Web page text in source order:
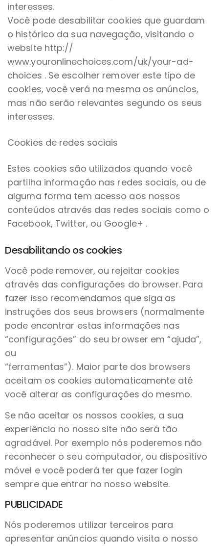
interesses.
Você pode desabilitar cookies que guardam
o histórico da sua navegação, visitando o
website http://
www.youronlinechoices.com/uk/your-ad-
choices . Se escolher remover este tipo de
cookies, você verá na mesma os anúncios,
mas não serão relevantes segundo os seus
interesses.
Cookies de redes sociais
Estes cookies são utilizados quando você
partilha informação nas redes sociais, ou de
alguma forma tem acesso aos nossos
conteúdos através das redes sociais como o
Facebook, Twitter, ou Google+ .
Desabilitando os cookies
Você pode remover, ou rejeitar cookies
através das configurações do browser. Para
fazer isso recomendamos que siga as
instruções dos seus browsers (normalmente
pode encontrar estas informações nas
“configurações” do seu browser em “ajuda”,
ou
“ferramentas”). Maior parte dos browsers
aceitam os cookies automaticamente até
você alterar as configurações do mesmo.
Se não aceitar os nossos cookies, a sua
experiência no nosso site não será tão
agradável. Por exemplo nós poderemos não
reconhecer o seu computador, ou dispositivo
móvel e você poderá ter que fazer login
sempre que entrar no nosso website.
PUBLICIDADE
Nós poderemos utilizar terceiros para
apresentar anúncios quando visita o nosso